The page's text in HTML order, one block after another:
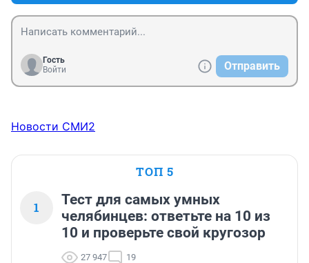
Гость
Войти
Отправить
Новости СМИ2
ТОП 5
1
Тест для самых умных
челябинцев: ответьте на 10 из
10 и проверьте свой кругозор
27 947 19